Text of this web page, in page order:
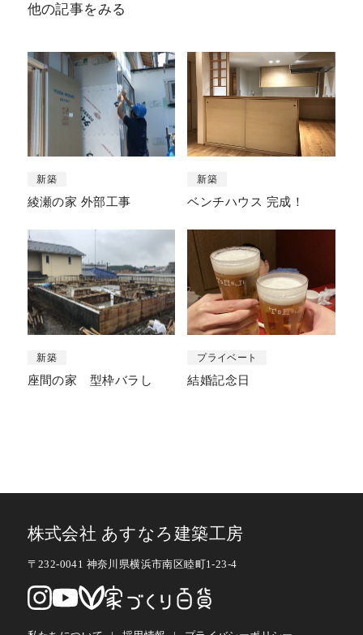
他の記事をみる
新築
綾瀬の家 外部工事
新築
ベンチハウス 完成！
新築
座間の家 型枠バラし
プライベート
結婚記念日
株式会社 あすなろ建築工房
〒232-0041 神奈川県横浜市南区睦町1-23-4